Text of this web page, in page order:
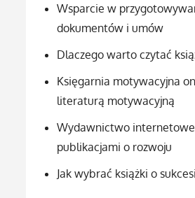
Wsparcie w
dokumentów i umów
Dlaczego warto czytać
Księgarnia motywacyjna
literaturą motywacyjną
Wydawnictwo
publikacjami o rozwoju
Jak wybrać książki o